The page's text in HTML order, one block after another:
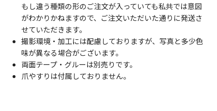
もし違う種類の形のご注文が入っていても私共では意図
がわかりかねますので、ご注文いただいた通りに発送さ
せていただきます。
撮影環境・加工には配慮しておりますが、写真と多少色
味が異なる場合がございます。
両面テープ・グルーは別売りです。
爪やすりは付属しておりません。